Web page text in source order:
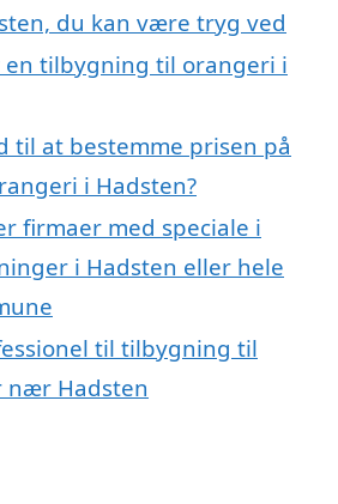
du kan være tryg ved
en tilbygning til orangeri i
til at bestemme prisen på
i Hadsten?
firmaer med speciale i
i Hadsten eller hele
til tilbygning til
nær Hadsten